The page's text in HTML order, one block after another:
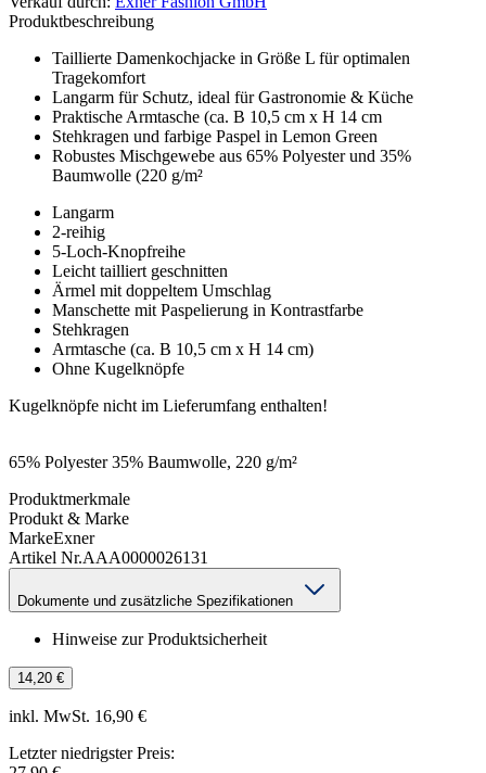
Produktbeschreibung
Taillierte Damenkochjacke in Größe L für optimalen
Tragekomfort
Langarm für Schutz, ideal für Gastronomie & Küche
Praktische Armtasche (ca. B 10,5 cm x H 14 cm
Stehkragen und farbige Paspel in Lemon Green
Robustes Mischgewebe aus 65% Polyester und 35%
Baumwolle (220 g/m²
Langarm
2-reihig
5-Loch-Knopfreihe
Leicht tailliert geschnitten
Ärmel mit doppeltem Umschlag
Manschette mit Paspelierung in Kontrastfarbe
Stehkragen
Armtasche (ca. B 10,5 cm x H 14 cm)
Ohne Kugelknöpfe
Kugelknöpfe nicht im Lieferumfang enthalten!
65% Polyester 35% Baumwolle, 220 g/m²
Produktmerkmale
Produkt & Marke
MarkeExner
Artikel Nr.AAA0000026131
Dokumente und zusätzliche Spezifikationen
Hinweise zur Produktsicherheit
14,20 €
inkl. MwSt. 16,90 €
Letzter niedrigster Preis: